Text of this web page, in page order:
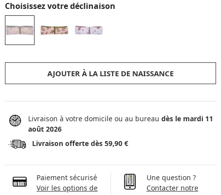
Choisissez votre déclinaison
AJOUTER À LA LISTE DE NAISSANCE
Livraison à votre domicile ou au bureau dès le mardi 11
août 2026
Livraison offerte dès 59,90 €
Paiement sécurisé
Voir les options de
Une question ?
Contacter notre